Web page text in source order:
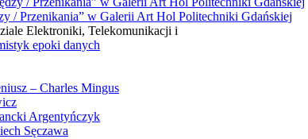
/ Przenikania” w Galerii Art Hol Politechniki Gdańskiej
Elektroniki, Telekomunikacji i
epoki danych
– Charles Mingus
Argentyńczyk
Sęczawa